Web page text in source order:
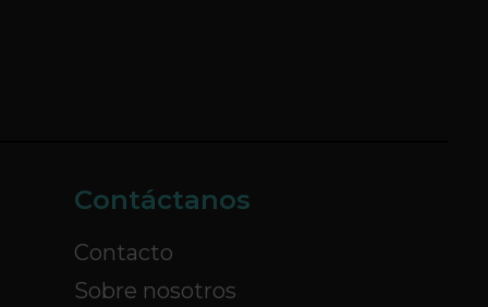
Contáctanos
Contacto
Sobre nosotros